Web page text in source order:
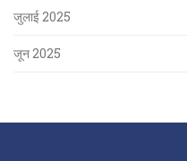
जुलाई 2025
जून 2025